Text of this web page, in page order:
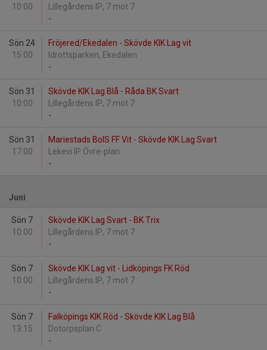
10:00
Lillegårdens IP, 7 mot 7
-
Sön 24
15:00
Fröjered/Ekedalen - Skövde KIK Lag vit
Idrottsparken, Ekedalen
-
Sön 31
10:00
Skövde KIK Lag Blå - Råda BK Svart
Lillegårdens IP, 7 mot 7
-
Sön 31
17:00
Mariestads BoIS FF Vit - Skövde KIK Lag Svart
Lekevi IP Övre-plan
-
Juni
Sön 7
10:00
Skövde KIK Lag Svart - BK Trix
Lillegårdens IP, 7 mot 7
-
Sön 7
10:00
Skövde KIK Lag vit - Lidköpings FK Röd
Lillegårdens IP, 7 mot 7
-
Sön 7
13:15
Falköpings KIK Röd - Skövde KIK Lag Blå
Dotorpsplan C
-